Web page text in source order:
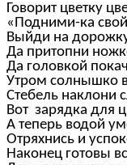
Говорит цветку
«Подними-ка
Выйди на
Да притопни
Да головкой
Утром солнышко
Стебель наклони
Вот зарядка для
А теперь водой
Отряхнись и
Наконец готовы